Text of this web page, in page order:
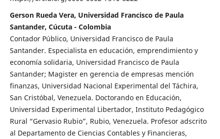
Gerson Rueda Vera, Universidad Francisco de Paula
Santander, Cúcuta - Colombia
Contador Público, Universidad Francisco de Paula
Santander. Especialista en educación, emprendimiento y
economía solidaria, Universidad Francisco de Paula
Santander; Magister en gerencia de empresas mención
finanzas, Universidad Nacional Experimental del Táchira,
San Cristóbal, Venezuela. Doctorando en Educación,
Universidad Experimental Libertador, Instituto Pedagógico
Rural “Gervasio Rubio”, Rubio, Venezuela. Profesor adscrito
al Departamento de Ciencias Contables y Financieras,